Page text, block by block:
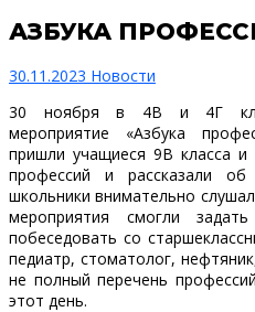
АЗБУКА
30.11.2023 Новости
30 ноября в 4В и 4Г
мероприятие «Азбука
пришли учащиеся 9В класса
профессий и рассказали
школьники внимательно
мероприятия смогли
побеседовать со
педиатр, стоматолог,
не полный перечень
этот день.